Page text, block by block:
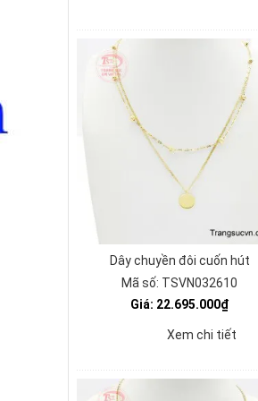
Dây chuyền đôi cuốn hút
Mã số: TSVN032610
Giá: 22.695.000₫
Xem chi tiết